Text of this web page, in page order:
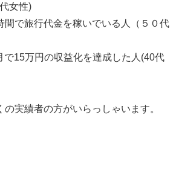
女性)
間で旅行代金を稼いでいる人（５０代
で15万円の収益化を達成した人(40代
実績者の方がいらっしゃいます。